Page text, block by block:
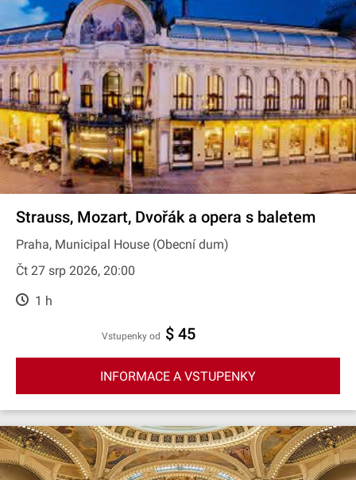
Strauss, Mozart, Dvořák a opera s baletem
Praha, Municipal House (Obecní dum)
Čt 27 srp 2026, 20:00
1 h
Vstupenky od $ 45
INFORMACE A VSTUPENKY